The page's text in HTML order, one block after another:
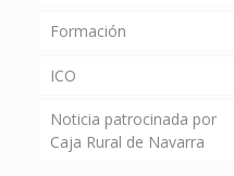
Formación
ICO
Noticia patrocinada por
Caja Rural de Navarra